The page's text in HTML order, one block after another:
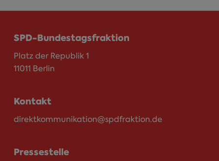
SPD-Bundestagsfraktion
Platz der Republik 1
11011 Berlin
Kontakt
direktkommunikation@spdfraktion.de
Pressestelle